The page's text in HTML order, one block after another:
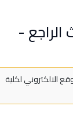
-
الالكتروني لكلية